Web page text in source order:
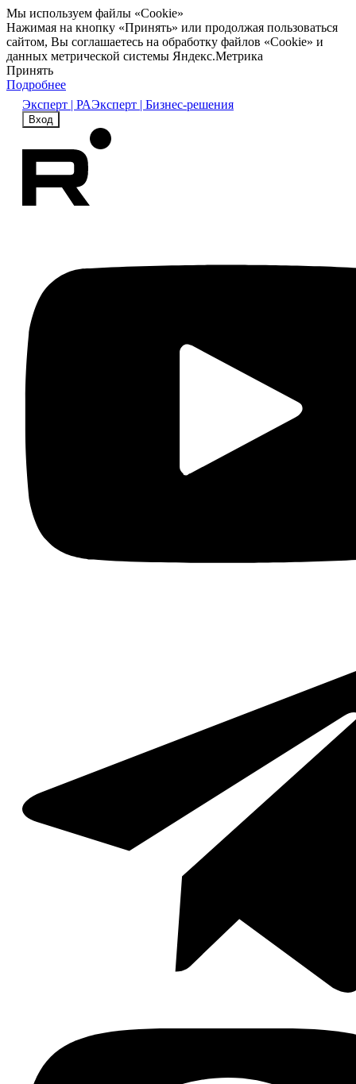
Мы используем файлы «Cookie»
Нажимая на кнопку «Принять» или продолжая пользоваться
сайтом, Вы соглашаетесь на обработку файлов «Cookie» и
данных метрической системы Яндекс.Метрика
Принять
Подробнее
Эксперт | РАЭксперт | Бизнес-решения
Вход